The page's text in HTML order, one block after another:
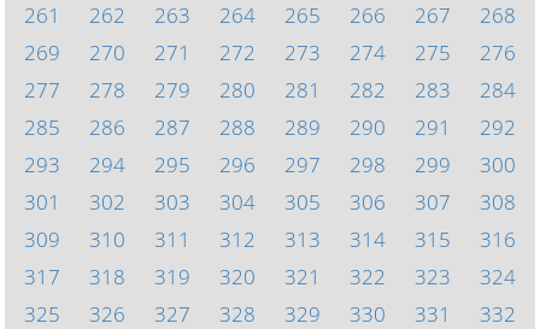
261
262 263 264 265 266 267
268
269
270 271 272 273 274 275
276
277
278 279 280 281 282 283
284
285
286 287 288 289 290 291
292
293
294 295 296 297 298 299
300
301
302 303 304 305 306 307
308
309
310 311 312 313 314 315
316
317
318 319 320 321 322 323
324
325
326 327 328 329 330 331
332